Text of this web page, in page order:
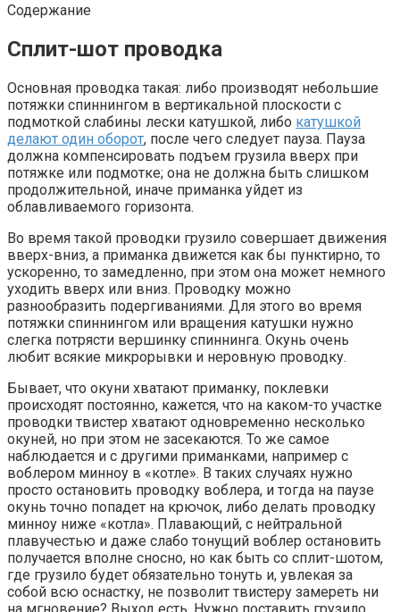
Содержание
Сплит-шот проводка
Основная проводка такая: либо производят небольшие
потяжки спиннингом в вертикальной плоскости с
подмоткой слабины лески катушкой, либо катушкой
делают один оборот, после чего следует пауза. Пауза
должна компенсировать подъем грузила вверх при
потяжке или подмотке; она не должна быть слишком
продолжительной, иначе приманка уйдет из
облавливаемого горизонта.
Во время такой проводки грузило совершает движения
вверх-вниз, а приманка движется как бы пунктирно, то
ускоренно, то замедленно, при этом она может немного
уходить вверх или вниз. Проводку можно
разнообразить подергиваниями. Для этого во время
потяжки спиннингом или вращения катушки нужно
слегка потрясти вершинку спиннинга. Окунь очень
любит всякие микрорывки и неровную проводку.
Бывает, что окуни хватают приманку, поклевки
происходят постоянно, кажется, что на каком-то участке
проводки твистер хватают одновременно несколько
окуней, но при этом не засекаются. То же самое
наблюдается и с другими приманками, например с
воблером минноу в «котле». В таких случаях нужно
просто остановить проводку воблера, и тогда на паузе
окунь точно попадет на крючок, либо делать проводку
минноу ниже «котла». Плавающий, с нейтральной
плавучестью и даже слабо тонущий воблер остановить
получается вполне сносно, но как быть со сплит-шотом,
где грузило будет обязательно тонуть и, увлекая за
собой всю оснастку, не позволит твистеру замереть ни
на мгновение? Выход есть. Нужно поставить грузило